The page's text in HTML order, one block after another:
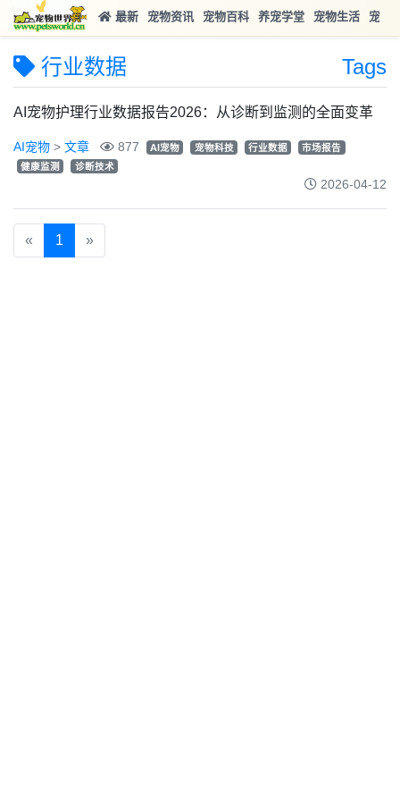
最新 宠物资讯 宠物百科 养宠学堂 宠物生活 宠物
行业数据 Tags
AI宠物护理行业数据报告2026：从诊断到监测的全面变革
AI宠物 > 文章 877 AI宠物 宠物科技 行业数据
市场报告
健康监测
诊断技术
2026-04-12
« 1 »